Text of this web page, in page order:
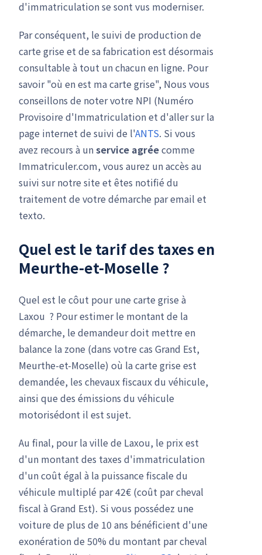
d'immatriculation se sont vus moderniser.
Par conséquent, le suivi de production de
carte grise et de sa fabrication est désormais
consultable à tout un chacun en ligne. Pour
savoir "où en est ma carte grise", Nous vous
conseillons de noter votre NPI (Numéro
Provisoire d'Immatriculation et d'aller sur la
page internet de suivi de l'ANTS. Si vous
avez recours à unservice agréecomme
Immatriculer.com, vous aurez un accès au
suivi sur notre site et êtes notifié du
traitement de votre démarche par email et
texto.
Quel est le tarif des taxes en
Meurthe-et-Moselle ?
Quel est le côut pour une carte grise à
Laxou ? Pour estimer le montant de la
démarche, le demandeur doit mettre en
balance la zone (dans votre cas Grand Est,
Meurthe-et-Moselle) où la carte grise est
demandée, les chevaux fiscaux du véhicule,
ainsi que des émissions du véhicule
motorisédont il est sujet.
Au final, pour la ville de Laxou, le prix est
d'un montant des taxes d'immatriculation
d'un coût égal à la puissance fiscale du
véhicule multiplé par 42€ (coût par cheval
fiscal à Grand Est). Si vous possédez une
voiture de plus de 10 ans bénéficient d'une
exonération de 50% du montant par cheval